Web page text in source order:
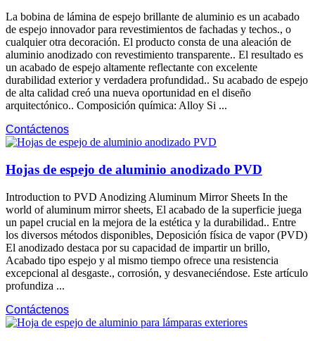
La bobina de lámina de espejo brillante de aluminio es un acabado
de espejo innovador para revestimientos de fachadas y techos., o
cualquier otra decoración. El producto consta de una aleación de
aluminio anodizado con revestimiento transparente.. El resultado es
un acabado de espejo altamente reflectante con excelente
durabilidad exterior y verdadera profundidad.. Su acabado de espejo
de alta calidad creó una nueva oportunidad en el diseño
arquitectónico.. Composición química: Alloy Si ...
Contáctenos
Hojas de espejo de aluminio anodizado PVD
Introduction to PVD Anodizing Aluminum Mirror Sheets In the
world of aluminum mirror sheets, El acabado de la superficie juega
un papel crucial en la mejora de la estética y la durabilidad.. Entre
los diversos métodos disponibles, Deposición física de vapor (PVD)
El anodizado destaca por su capacidad de impartir un brillo,
Acabado tipo espejo y al mismo tiempo ofrece una resistencia
excepcional al desgaste., corrosión, y desvaneciéndose. Este artículo
profundiza ...
Contáctenos